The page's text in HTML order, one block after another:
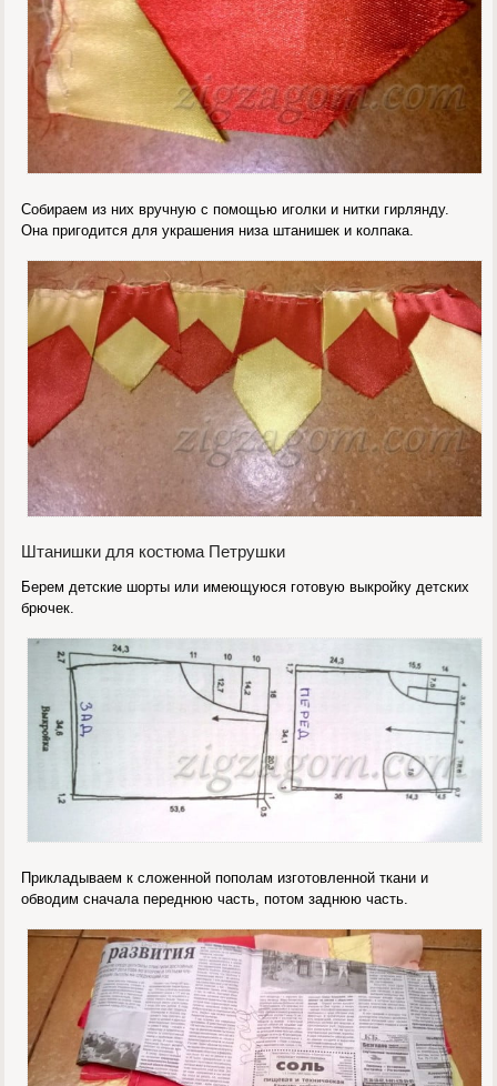
Собираем из них вручную с помощью иголки и нитки гирлянду.
Она пригодится для украшения низа штанишек и колпака.
Штанишки для костюма Петрушки
Берем детские шорты или имеющуюся готовую выкройку детских
брючек.
Прикладываем к сложенной пополам изготовленной ткани и
обводим сначала переднюю часть, потом заднюю часть.